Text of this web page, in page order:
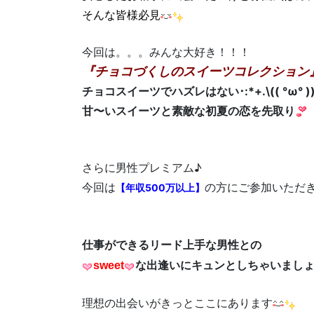
そんな皆様必見
今回は。。。みんな大好き！！！
『チョコづくしのスイーツコレクション
チョコスイーツでハズレはない･:*+.\(( °ω°
甘〜いスイーツと素敵な初夏の恋を先取り
さらに男性プレミアム♪
今回は 【年収500万以上】 の方にご参加いただ
仕事ができるリード上手な男性との
sweet
な出逢いにキュンとしちゃいまし
理想の出会いがきっとここにあります